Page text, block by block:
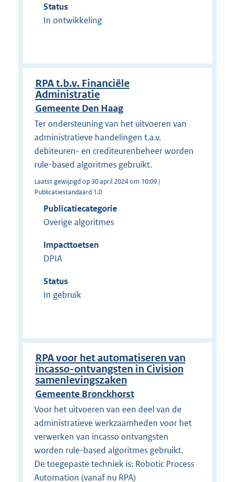
Status
In ontwikkeling
RPA t.b.v. Financiële
Administratie
Gemeente Den Haag
Ter ondersteuning van het uitvoeren van
administratieve handelingen t.a.v.
debiteuren- en crediteurenbeheer worden
rule-based algoritmes gebruikt.
Laatst gewijzigd op 30 april 2024 om 10:09 |
Publicatiestandaard 1.0
Publicatiecategorie
Overige algoritmes
Impacttoetsen
DPIA
Status
In gebruik
RPA voor het automatiseren van
incasso-ontvangsten in Civision
samenlevingszaken
Gemeente Bronckhorst
Voor het uitvoeren van een deel van de
administratieve werkzaamheden voor het
verwerken van incasso ontvangsten
worden rule-based algoritmes gebruikt.
De toegepaste techniek is: Robotic Process
Automation (vanaf nu RPA)